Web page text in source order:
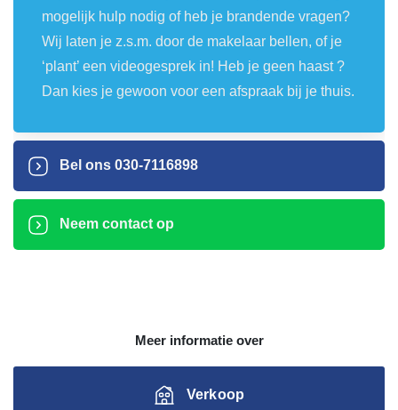
mogelijk hulp nodig of heb je brandende vragen?
Wij laten je z.s.m. door de makelaar bellen, of je
‘plant’ een videogesprek in! Heb je geen haast ?
Dan kies je gewoon voor een afspraak bij je thuis.
Bel ons 030-7116898
Neem contact op
Meer informatie over
Verkoop